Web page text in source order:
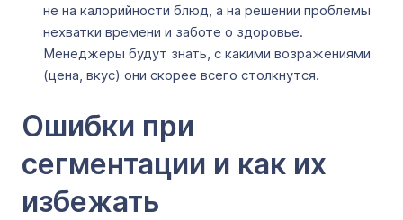
не на калорийности блюд, а на решении проблемы
нехватки времени и заботе о здоровье.
Менеджеры будут знать, с какими возражениями
(цена, вкус) они скорее всего столкнутся.
Ошибки при
сегментации и как их
избежать